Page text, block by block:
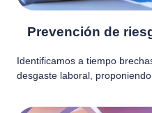
Prevención de
Identificamos a tiempo
desgaste laboral,